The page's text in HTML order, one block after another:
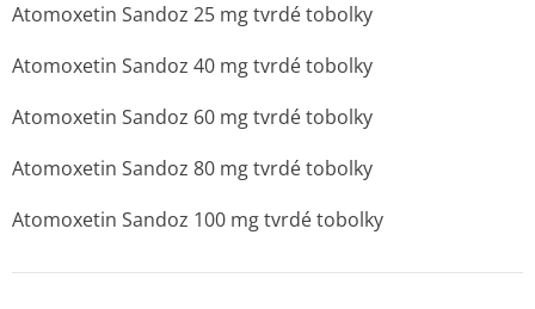
Atomoxetin Sandoz 25 mg tvrdé tobolky
Atomoxetin Sandoz 40 mg tvrdé tobolky
Atomoxetin Sandoz 60 mg tvrdé tobolky
Atomoxetin Sandoz 80 mg tvrdé tobolky
Atomoxetin Sandoz 100 mg tvrdé tobolky